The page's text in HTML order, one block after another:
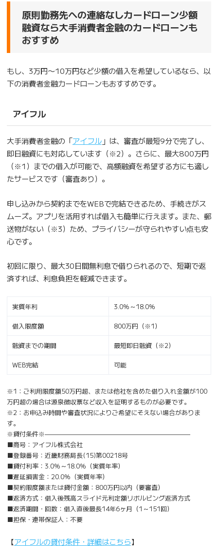
原則勤務先への連絡なしカードローン少額
融資なら大手消費者金融のカードローンも
おすすめ
もし、3万円〜10万円など少額の借入を希望しているなら、以
下の消費者金融カードローンもおすすめです。
アイフル
大手消費者金融の「アイフル」は、審査が最短9分で完了し、
即日融資にも対応しています（※2）。さらに、最大800万円
（※1）までの借入が可能で、高額融資を希望する方にも適し
たサービスです（審査あり）。
申し込みから契約までをWEBで完結できるため、手続きがス
ムーズ。アプリを活用すれば借入も簡単に行えます。また、郵
送物がない（※3）ため、プライバシーが守られやすい点も安
心です。
初回に限り、最大30日間無利息で借りられるので、短期で返
済すれば、利息負担を軽減できます。
実質年利 3.0％～18.0％
借入限度額 800万円（※1）
融資までの期間 最短即日融資（※2）
WEB完結 可能
※1：ご利用限度額50万円超、または他社を含めた借り入れ金額が100
万円超の場合は源泉徴収票など収入を証明するものが必要です。
※2：お申込み時間や審査状況によりご希望にそえない場合がありま
す。
※貸付条件※———————————————————————
■商号：アイフル株式会社
■登録番号：近畿財務局長(15)第00218号
■貸付利率：3.0％～18.0％（実質年率）
■遅延損害金：20.0％（実質年率）
■契約限度額または貸付金額：800万円以内（要審査）
■返済方式：借入後残高スライド元利定額リボルビング返済方式
■返済期間・回数：借入直後最長14年6ヶ月（1～151回）
■担保・連帯保証人：不要
【アイフルの貸付条件・詳細はこちら】